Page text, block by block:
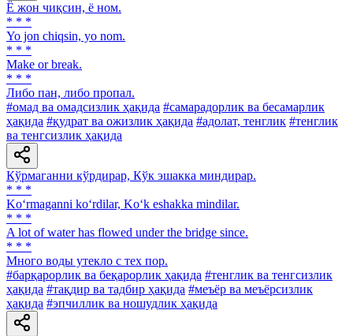
Ё жон чиқсин, ё ном.
* * *
Yo jon chiqsin, yo nom.
* * *
Make or break.
* * *
Либо пан, либо пропал.
#омад ва омадсизлик ҳақида #самарадорлик ва бесамарлик
ҳақида #қудрат ва ожизлик ҳақида #адолат, тенглик #тенглик
ва тенгсизлик ҳақида
Кўрмаганни кўрдирар, Кўк эшакка миндирар.
* * *
Ko‘rmaganni ko‘rdilar, Ko‘k eshakka mindilar.
* * *
A lot of water has flowed under the bridge since.
* * *
Много воды утекло с тех пор.
#барқарорлик ва беқарорлик ҳақида #тенглик ва тенгсизлик
ҳақида #тақдир ва тадбир ҳақида #меъёр ва меъёрсизлик
ҳақида #эпчиллик ва ношудлик ҳақида